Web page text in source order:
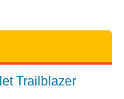
Trailblazer